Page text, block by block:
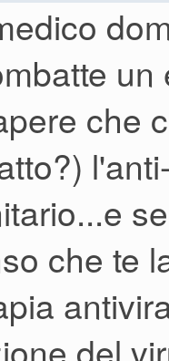
nelle
a caso,
che
che te